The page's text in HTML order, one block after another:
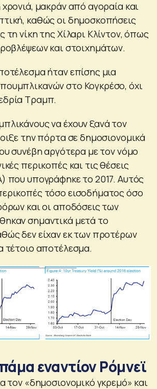
μακράν από αγοραία και
καθώς οι δημοσκοπήσεις
τη νίκη της Χίλαρι Κλίντον, όπως
και στοιχημάτων.
ήταν επίσης μια
στο Κογκρέσο, όχι
Τραμπ.
να έχουν ξανά τον
την πόρτα σε δημοσιονομικά
συνέβη αργότερα με τον νόμο
περικοπές και τις θέσεις
που υπογράφηκε το 2017. Αυτός
τόσο εισοδήματος όσο
και οι αποδόσεις των
σημαντικά μετά το
δεν είχαν εκ των προτέρων
τέτοιο αποτέλεσμα.
εναντίον Ρόμνεϊ
τον «δημοσιονομικό γκρεμό» και